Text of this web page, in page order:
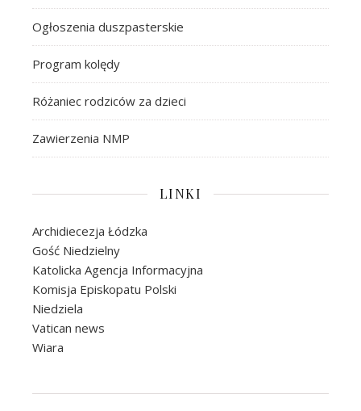
Ogłoszenia duszpasterskie
Program kolędy
Różaniec rodziców za dzieci
Zawierzenia NMP
LINKI
Archidiecezja Łódzka
Gość Niedzielny
Katolicka Agencja Informacyjna
Komisja Episkopatu Polski
Niedziela
Vatican news
Wiara